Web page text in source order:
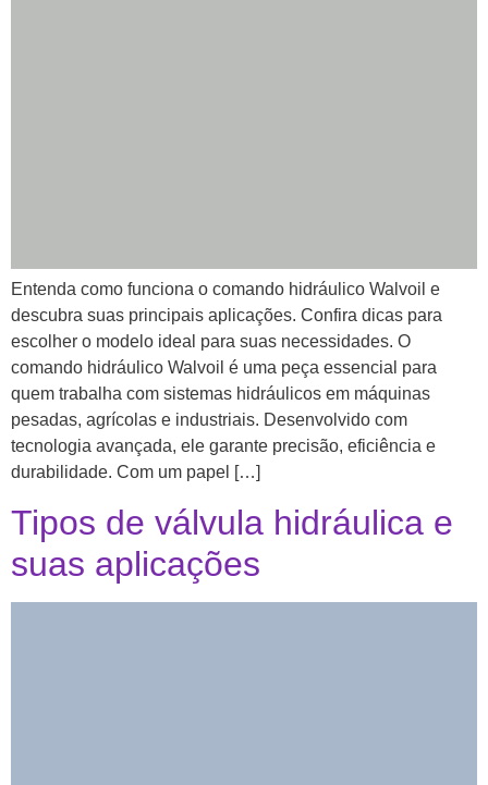
Entenda como funciona o comando hidráulico Walvoil e
descubra suas principais aplicações. Confira dicas para
escolher o modelo ideal para suas necessidades. O
comando hidráulico Walvoil é uma peça essencial para
quem trabalha com sistemas hidráulicos em máquinas
pesadas, agrícolas e industriais. Desenvolvido com
tecnologia avançada, ele garante precisão, eficiência e
durabilidade. Com um papel […]
Tipos de válvula hidráulica e
suas aplicações